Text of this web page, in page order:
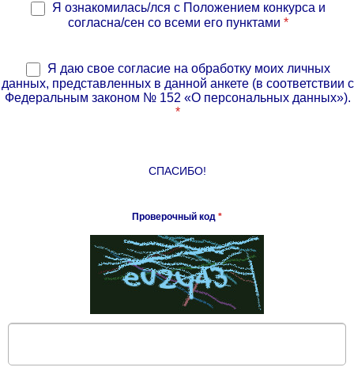
Я ознакомилась/лся с Положением конкурса и
согласна/сен со всеми его пунктами *
Я даю свое согласие на обработку моих личных
данных, представленных в данной анкете (в соответствии с
Федеральным законом № 152 «О персональных данных»).
*
СПАСИБО!
Проверочный код *